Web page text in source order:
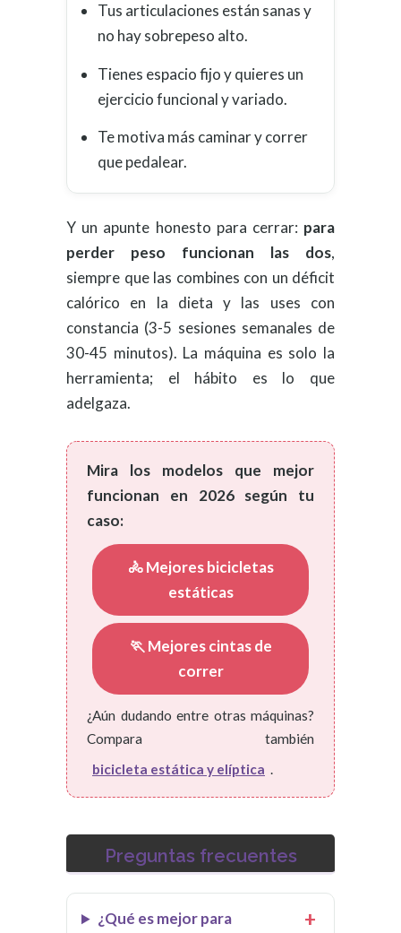
Tus articulaciones están sanas y
no hay sobrepeso alto.
Tienes espacio fijo y quieres un
ejercicio funcional y variado.
Te motiva más caminar y correr
que pedalear.
Y un apunte honesto para cerrar: para
perder peso funcionan las dos,
siempre que las combines con un déficit
calórico en la dieta y las uses con
constancia (3-5 sesiones semanales de
30-45 minutos). La máquina es solo la
herramienta; el hábito es lo que
adelgaza.
Mira los modelos que mejor
funcionan en 2026 según tu
caso:
🚴 Mejores bicicletas
estáticas
🏃 Mejores cintas de
correr
¿Aún dudando entre otras máquinas?
Compara también
bicicleta estática y elíptica .
Preguntas frecuentes
¿Qué es mejor para